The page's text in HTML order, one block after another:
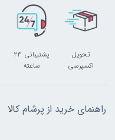
تحویل
اکسپرسی
پشتیبانی ۲۴
ساعته
راهنمای خرید از پرشام کالا